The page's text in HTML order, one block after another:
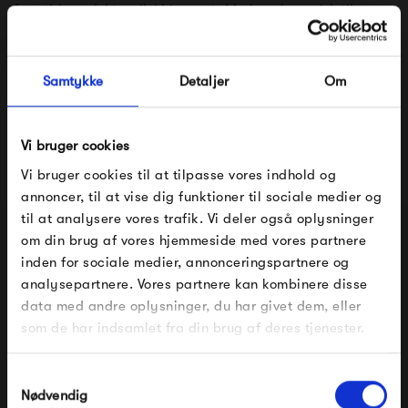
Samtykke Detaljer Om
Vi bruger cookies
Vi bruger cookies til at tilpasse vores indhold og
annoncer, til at vise dig funktioner til sociale medier og
til at analysere vores trafik. Vi deler også oplysninger
om din brug af vores hjemmeside med vores partnere
inden for sociale medier, annonceringspartnere og
analysepartnere. Vores partnere kan kombinere disse
data med andre oplysninger, du har givet dem, eller
som de har indsamlet fra din brug af deres tjenester.
Nødvendig
fremtidens elektronik i hjemmet. Med en dynamisk tilgang
til design, stræber Pedestal efter at tilbyde et relevant og
Se alle varer fra Pedestal
Produkter fra samme kategori
FÅ 10% PÅ DIN NÆSTE ORDRE
Indtast din e-mail, så sender vi rabatkoden til dig på
mail. Minimumsbeløb er 499 kr. for at indløse
rabatten.
Gælder ikke på produkter fra Fermob, File Under